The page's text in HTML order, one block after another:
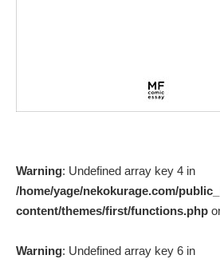
Warning: Undefined array key 4 in
/home/yage/nekokurage.com/
content/themes/first/functions.php
Warning: Undefined array key 6 in